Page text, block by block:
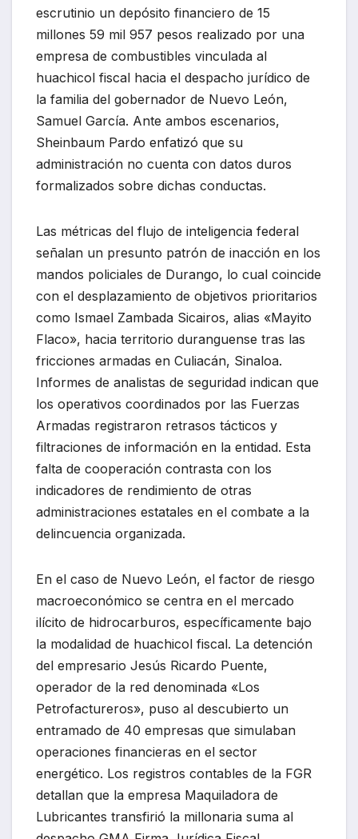
escrutinio un depósito financiero de 15
millones 59 mil 957 pesos realizado por una
empresa de combustibles vinculada al
huachicol fiscal hacia el despacho jurídico de
la familia del gobernador de Nuevo León,
Samuel García. Ante ambos escenarios,
Sheinbaum Pardo enfatizó que su
administración no cuenta con datos duros
formalizados sobre dichas conductas.
Las métricas del flujo de inteligencia federal
señalan un presunto patrón de inacción en los
mandos policiales de Durango, lo cual coincide
con el desplazamiento de objetivos prioritarios
como Ismael Zambada Sicairos, alias «Mayito
Flaco», hacia territorio duranguense tras las
fricciones armadas en Culiacán, Sinaloa.
Informes de analistas de seguridad indican que
los operativos coordinados por las Fuerzas
Armadas registraron retrasos tácticos y
filtraciones de información en la entidad. Esta
falta de cooperación contrasta con los
indicadores de rendimiento de otras
administraciones estatales en el combate a la
delincuencia organizada.
En el caso de Nuevo León, el factor de riesgo
macroeconómico se centra en el mercado
ilícito de hidrocarburos, específicamente bajo
la modalidad de huachicol fiscal. La detención
del empresario Jesús Ricardo Puente,
operador de la red denominada «Los
Petrofactureros», puso al descubierto un
entramado de 40 empresas que simulaban
operaciones financieras en el sector
energético. Los registros contables de la FGR
detallan que la empresa Maquiladora de
Lubricantes transfirió la millonaria suma al